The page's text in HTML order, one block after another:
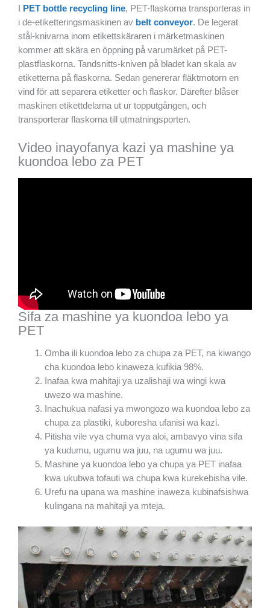
PET bottle recycling line, PET-flaskorna transporteras in
i de-etiketteringsmaskinen av belt conveyor. De legerat
stål-knivarna inom etikettskäraren i märketmaskinen
kommer att skära en öppning på varumärket på PET-
plastflaskorna. Tandsnitts-kniven på bladet kan skala av
etiketterna på flaskorna. Sedan genererar fläktmotorn en
vind för att separera etiketter och flaskor. Därefter blåser
maskinen etikettdelarna ut ur topputgången, och
transporterar flaskorna till utmatningsporten.
Video inayofanya kazi ya mashine ya
kuondoa lebo za PET
Sifa za mashine ya kuondoa lebo ya
PET
Omba ili kuondoa lebo za chupa za PET, na kiwango
cha kuondoa lebo kinaweza kufikia 98%.
Inafaa kwa mahitaji ya uzalishaji wa wingi kwa
uwezo wa mashine.
Inachukua nafasi ya mwongozo wa kuondoa lebo za
chupa za plastiki, kuboresha ufanisi wa kazi.
Pitisha vile vya chuma vya aloi, ambavyo vina sifa
ya kudumu, ugumu wa juu, na ugumu wa juu.
Mashine ya kuondoa lebo ya chupa ya PET inafaa
kwa ukubwa tofauti wa chupa kwa kurekebisha vile.
Urefu na upana wa mashine inaweza kubinafsishwa
kulingana na mahitaji ya mteja.